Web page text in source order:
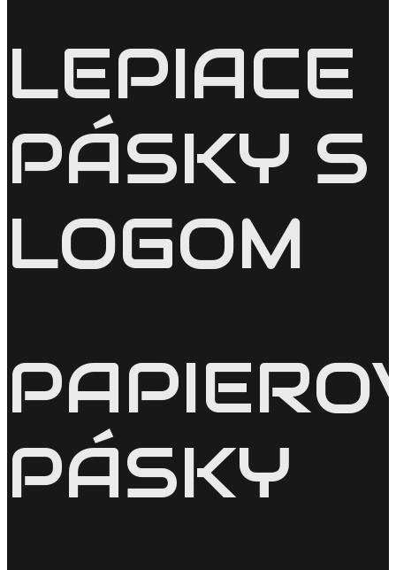
LEPIACE
PÁSKY S
LOGOM
PÁSKY